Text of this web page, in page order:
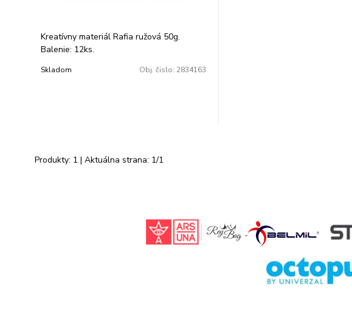
Kreatívny materiál Rafia ružová 50g.
Balenie: 12ks.
Skladom Obj. čislo: 2834163
Produkty: 1 | Aktuálna strana: 1/1